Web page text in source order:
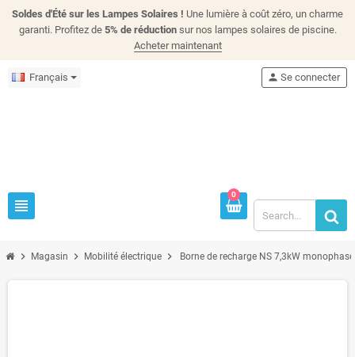
Soldes d'Été sur les Lampes Solaires ! Une lumière à coût zéro, un charme
garanti. Profitez de 5% de réductionsur nos lampes solaires de piscine.
Acheter maintenant
Français
view_headline
person Se connecter
0
chevron_right Magasin chevron_right Mobilité électrique chevron_right Borne de recharge NS 7,3kW